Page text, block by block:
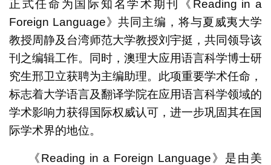
正式任命为国际知名学术期刊《Reading in a
Foreign Language》共同主编，将与夏威夷大学
教授周静及台湾师范大学教授刘宇挺，共同领导该
刊之编辑工作。同时，澳理大应用语言科学博士研
究生邢卫立获聘为主编助理。此项重要学术任命，
标志着大学语言及翻译学院在应用语言科学领域的
学术影响力获得国际权威认可，进一步巩固其在国
际学术界的地位。
《Reading in a Foreign Language》是由美